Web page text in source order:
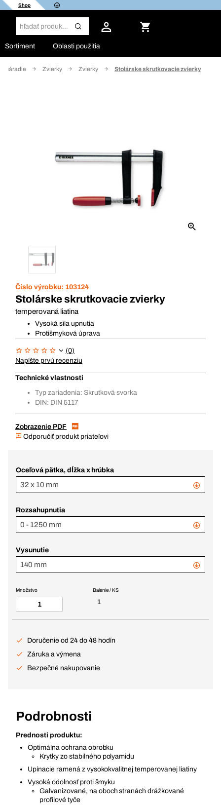
Shop
Sortiment Oblasti použitia
náradie Zvierky Zvierky Stolárske skrutkovacie zvierky
Číslo výrobku: 103124
Stolárske skrutkovacie zvierky
temperovaná liatina
Vysoká sila upnutia
Protišmyková úprava
(0)
Napíšte prvú recenziu
Technické vlastnosti
Typ zariadenia: Skrutková svorka
DIN: DIN 5117
Zobrazenie PDF
Odporučiť produkt priateľovi
Oceľová pätka, dĺžka x hrúbka
32 x 10 mm
Rozsahupnutia
0 - 1250 mm
Vysunutie
140 mm
Balenie / KS
1
Množstvo
Doručenie od 24 do 48 hodín
Záruka a výmena
Bezpečné nakupovanie
Podrobnosti
Prednosti produktu:
Optimálna ochrana obrobku
Krytky zo stabilného polyamidu
Upínacie ramená z vysokokvalitnej temperovanej liatiny
Vysoká odolnosť proti šmyku
Galvanizované, na oboch stranách drážkované
profilové tyče